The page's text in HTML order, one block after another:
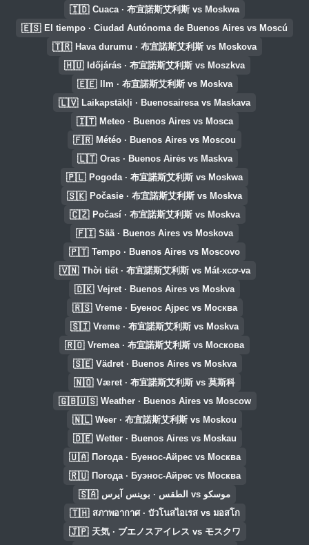
🇮🇩 Cuaca · 布宜諾斯艾利斯 vs Moskwa
🇪🇸 El tiempo · Ciudad Autónoma de Buenos Aires vs Moscú
🇹🇷 Hava durumu · 布宜諾斯艾利斯 vs Moskova
🇭🇺 Időjárás · 布宜諾斯艾利斯 vs Moszkva
🇪🇪 Ilm · 布宜諾斯艾利斯 vs Moskva
🇱🇻 Laikapstākļi · Buenosairesa vs Maskava
🇮🇹 Meteo · Buenos Aires vs Mosca
🇫🇷 Météo · Buenos Aires vs Moscou
🇱🇹 Oras · Buenos Airės vs Maskva
🇵🇱 Pogoda · 布宜諾斯艾利斯 vs Moskwa
🇸🇰 Počasie · 布宜諾斯艾利斯 vs Moskva
🇨🇿 Počasí · 布宜諾斯艾利斯 vs Moskva
🇫🇮 Sää · Buenos Aires vs Moskova
🇵🇹 Tempo · Buenos Aires vs Moscovo
🇻🇳 Thời tiết · 布宜諾斯艾利斯 vs Mát-xcơ-va
🇩🇰 Vejret · Buenos Aires vs Moskva
🇷🇸 Vreme · Буенос Ајрес vs Москва
🇸🇮 Vreme · 布宜諾斯艾利斯 vs Moskva
🇷🇴 Vremea · 布宜諾斯艾利斯 vs Москова
🇸🇪 Vädret · Buenos Aires vs Moskva
🇳🇴 Været · 布宜諾斯艾利斯 vs 莫斯科
🇬🇧🇺🇸 Weather · Buenos Aires vs Moscow
🇳🇱 Weer · 布宜諾斯艾利斯 vs Moskou
🇩🇪 Wetter · Buenos Aires vs Moskau
🇺🇦 Погода · Буенос-Айрес vs Москва
🇷🇺 Погода · Буэнос-Айрес vs Москва
🇸🇦 الطقس · بوينس آيرس vs موسكو
🇹🇭 สภาพอากาศ · บัวโนสไอเรส vs มอสโก
🇯🇵 天気 · ブエノスアイレス vs モスクワ